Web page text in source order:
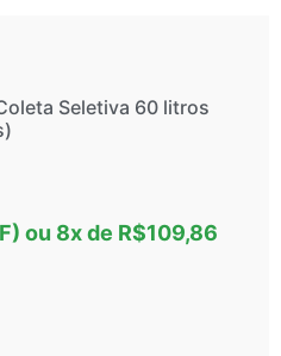
Seletiva 60 litros
ou 8x de R$109,86